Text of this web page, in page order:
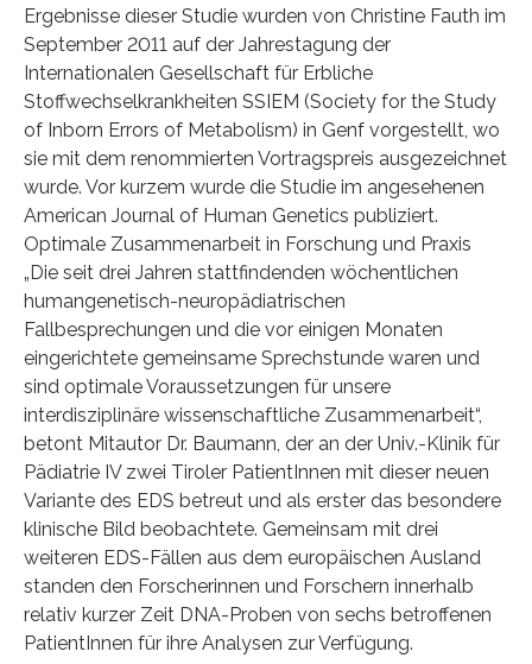
Ergebnisse dieser Studie wurden von Christine Fauth im
September 2011 auf der Jahrestagung der
Internationalen Gesellschaft für Erbliche
Stoffwechselkrankheiten SSIEM (Society for the Study
of Inborn Errors of Metabolism) in Genf vorgestellt, wo
sie mit dem renommierten Vortragspreis ausgezeichnet
wurde. Vor kurzem wurde die Studie im angesehenen
American Journal of Human Genetics publiziert.
Optimale Zusammenarbeit in Forschung und Praxis
„Die seit drei Jahren stattfindenden wöchentlichen
humangenetisch-neuropädiatrischen
Fallbesprechungen und die vor einigen Monaten
eingerichtete gemeinsame Sprechstunde waren und
sind optimale Voraussetzungen für unsere
interdisziplinäre wissenschaftliche Zusammenarbeit“,
betont Mitautor Dr. Baumann, der an der Univ.-Klinik für
Pädiatrie IV zwei Tiroler PatientInnen mit dieser neuen
Variante des EDS betreut und als erster das besondere
klinische Bild beobachtete. Gemeinsam mit drei
weiteren EDS-Fällen aus dem europäischen Ausland
standen den Forscherinnen und Forschern innerhalb
relativ kurzer Zeit DNA-Proben von sechs betroffenen
PatientInnen für ihre Analysen zur Verfügung.